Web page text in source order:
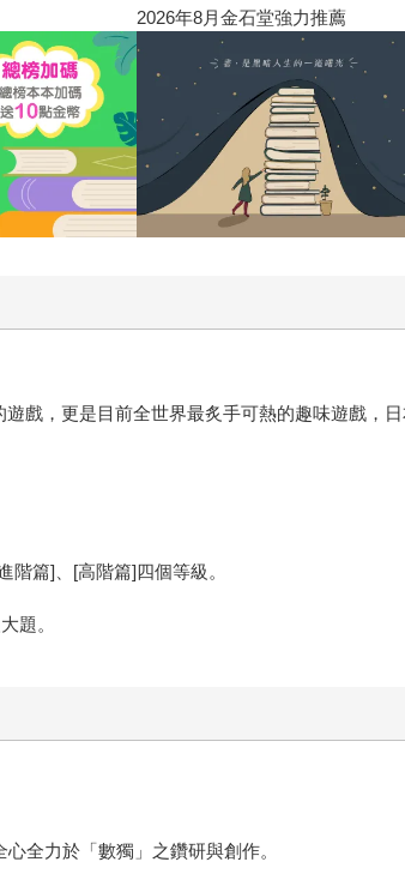
2026年8月金石堂強力推薦
戲，更是目前全世界最炙手可熱的趣味遊戲，
階篇]、[高階篇]四個等級。
題。
全力於「數獨」之鑽研與創作。